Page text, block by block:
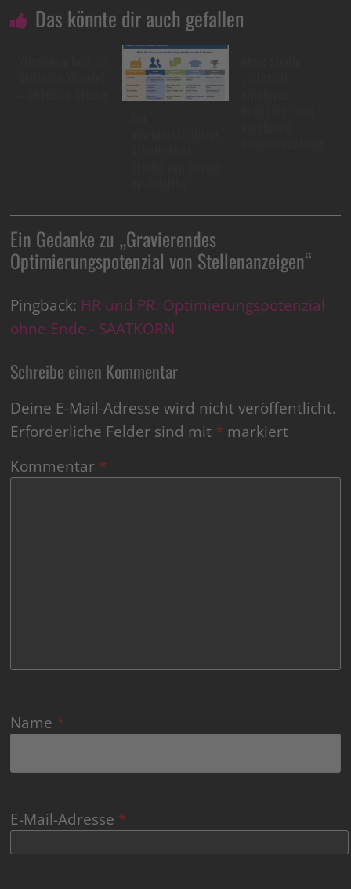
Das könnte dir auch gefallen
Ein Gedanke zu „Gravierendes
Optimierungspotenzial von Stellenanzeigen“
Pingback: HR und PR: Optimierungspotenzial
ohne Ende - SAATKORN
Schreibe einen Kommentar
Deine E-Mail-Adresse wird nicht veröffentlicht.
Erforderliche Felder sind mit * markiert
Kommentar *
Name *
E-Mail-Adresse *